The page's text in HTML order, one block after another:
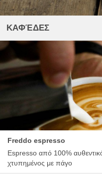
ΚΑΦΈΔΕΣ
Freddo espresso
Espresso από 100%
χτυπημένος με πάγο